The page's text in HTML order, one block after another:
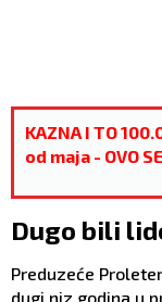
KAZNA I TO
od maja - OVO
Dugo bili
Preduzeće
dugi niz godina u